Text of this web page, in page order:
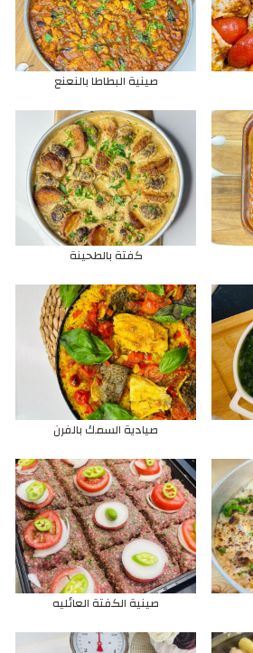
شوربات
سلطات
دجاج
خضروات
حـلويات
اسماك
صينية البطاطا بالنعنع
كفتة بالطحينة
صيادية السمك بالفرن
صينية الكفتة العائليه